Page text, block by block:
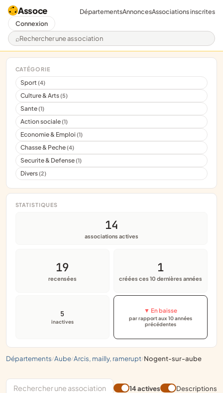
Assoce
Rechercher une association
DépartementsAnnoncesAssociations inscrites
Connexion
départements/ aube/ arcis, mailly, ramerupt/ nogent-sur-aube
CATÉGORIE
Sport(4)
Culture & Arts(5)
Sante(1)
Action sociale(1)
Economie & Emploi(1)
Chasse & Peche(4)
Securite & Defense(1)
Divers(2)
STATISTIQUES
14
associations actives
19
recensées
1
créées ces 10 dernières années
5
inactives
▼ En baisse
par rapport aux 10 années
précédentes
14 actives
Descriptions